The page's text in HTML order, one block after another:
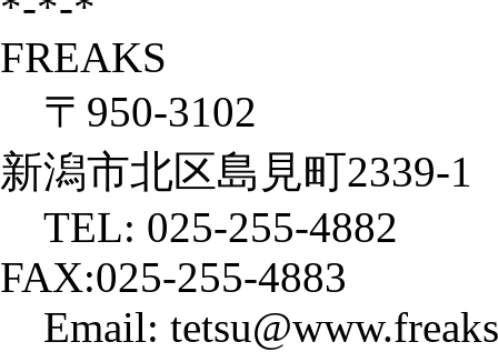
FREAKS
〒950-3102
新潟市北区島見町2339-1
TEL: 025-255-4882
FAX:025-255-4883
Email: